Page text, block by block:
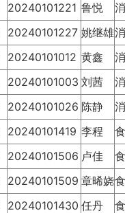
20240101221 鲁悦
20240101227 姚继雄
20240101012 黄鑫
20240101003 刘茜
20240101026 陈静
20240101419 李程
20240101506 卢佳
20240101509 章晞娆
20240101430 任丹